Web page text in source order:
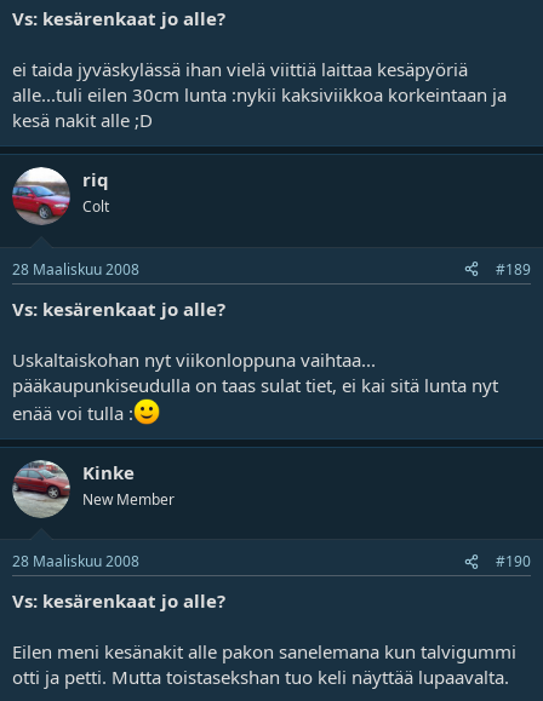
Vs: kesärenkaat jo alle?
ei taida jyväskylässä ihan vielä viittiä laittaa kesäpyöriä
alle...tuli eilen 30cm lunta :nykii kaksiviikkoa korkeintaan ja
kesä nakit alle ;D
riq
Colt
28 Maaliskuu 2008 #189
Vs: kesärenkaat jo alle?
Uskaltaiskohan nyt viikonloppuna vaihtaa...
pääkaupunkiseudulla on taas sulat tiet, ei kai sitä lunta nyt
enää voi tulla :
Kinke
New Member
28 Maaliskuu 2008 #190
Vs: kesärenkaat jo alle?
Eilen meni kesänakit alle pakon sanelemana kun talvigummi
otti ja petti. Mutta toistasekshan tuo keli näyttää lupaavalta.